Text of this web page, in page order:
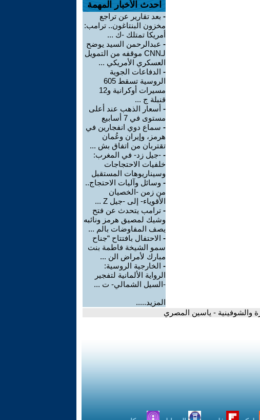
احدث الأخبار المهمة
- بعد تقارير عن تراجع
مخزون البنتاغون.. ترامب:
أمريكا تمتلك -ك ...
- عبدالرحمن السيد يوضح
لـCNN موقفه من التمويل
العسكري الأمريكي ...
- الدفاعات الجوية
الروسية تسقط 605
مسيرات أوكرانية و12
قنبلة ج ...
- أسعار الذهب عند أعلى
مستوى في 7 أسابيع
- سماع دوي انفجارين في
هرمز، وإيران وعُمان
تقتربان من اتفاق بش ...
- -جيل زد- في المغرب:
خلفيات الاحتجاجات
وسيناريوهات المستقبل
- وسائل وآليات الاحتجاج..
من زمن -الخصيان
الأقوياء- إلى -جيل Z ...
- ترامب يتحدث عن فتح
وشيك لمصيق هرمز ونائبه
يصف المفاوضات بالم ...
- الاحتفال بافتتاح “جناح
سمو الشيخة فاطمة بنت
مبارك لأمراض الن ...
- الخارجية الروسية:
الرواية الألمانية لتفجير
-السيل الشمالي- ت ...
المزيد.....
والشوفينية - ياسين المصري